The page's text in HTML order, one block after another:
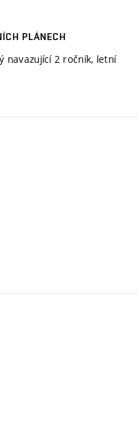
PLÁNECH
navazující 2 ročník, letní